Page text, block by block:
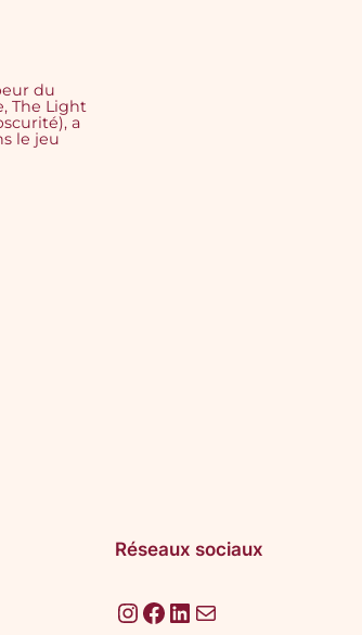
du
The Light
a
le jeu
Réseaux sociaux
InstagramFacebook LinkedIn E-mail